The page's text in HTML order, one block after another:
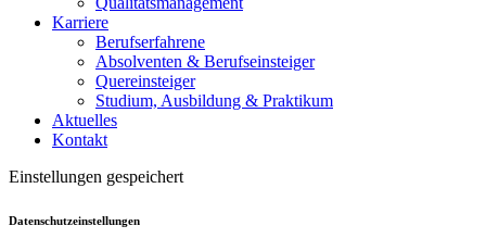
Karriere
Berufserfahrene
Absolventen & Berufseinsteiger
Quereinsteiger
Studium, Ausbildung & Praktikum
Aktuelles
Kontakt
Einstellungen gespeichert
Datenschutzeinstellungen